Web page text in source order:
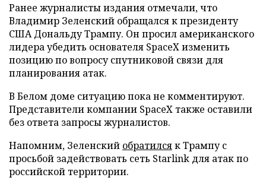
Ранее журналисты издания отмечали, что
Владимир Зеленский обращался к президенту
США Дональду Трампу. Он просил американского
лидера убедить основателя SpaceX изменить
позицию по вопросу спутниковой связи для
планирования атак.
В Белом доме ситуацию пока не комментируют.
Представители компании SpaceX также оставили
без ответа запросы журналистов.
Напомним, Зеленский обратилсяк Трампу с
просьбой задействовать сеть Starlink для атак по
российской территории.